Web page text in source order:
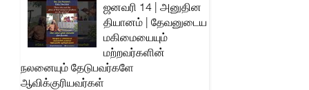
ஜனவரி 14 | அனுதின
தியானம் | தேவனுடைய
மகிமையையும்
மற்றவர்களின்
நலனையும் தேடுபவர்களே
ஆவிக்குரியவர்கள்